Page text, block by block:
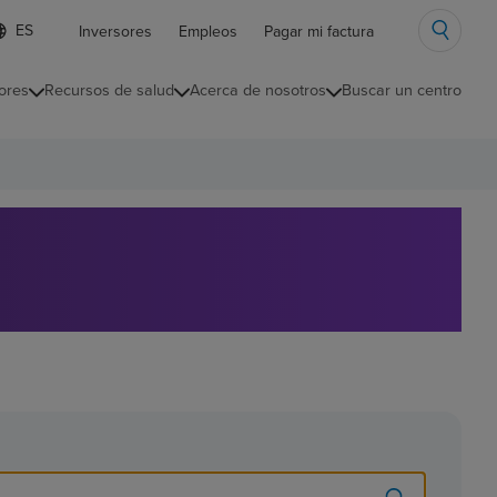
Inversores Empleos Pagar mi factura
Recursos de salud Acerca de nosotros Buscar un centro